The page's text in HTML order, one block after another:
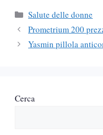
Categorie
Salute delle donne
Prometrium 200
Yasmin pillola
Cerca